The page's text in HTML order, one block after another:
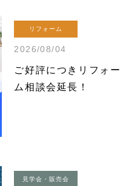
リフォーム
2026/08/04
ご好評につきリフォー
ム相談会延長！
見学会・販売会